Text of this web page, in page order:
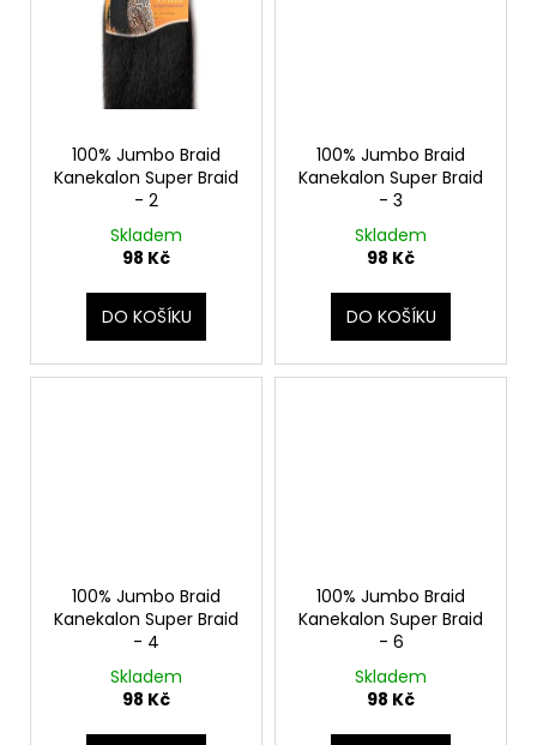
100% Jumbo Braid
Kanekalon Super Braid
- 2
Skladem
98 Kč
DO KOŠÍKU
100% Jumbo Braid
Kanekalon Super Braid
- 3
Skladem
98 Kč
DO KOŠÍKU
100% Jumbo Braid
Kanekalon Super Braid
- 4
Skladem
98 Kč
100% Jumbo Braid
Kanekalon Super Braid
- 6
Skladem
98 Kč